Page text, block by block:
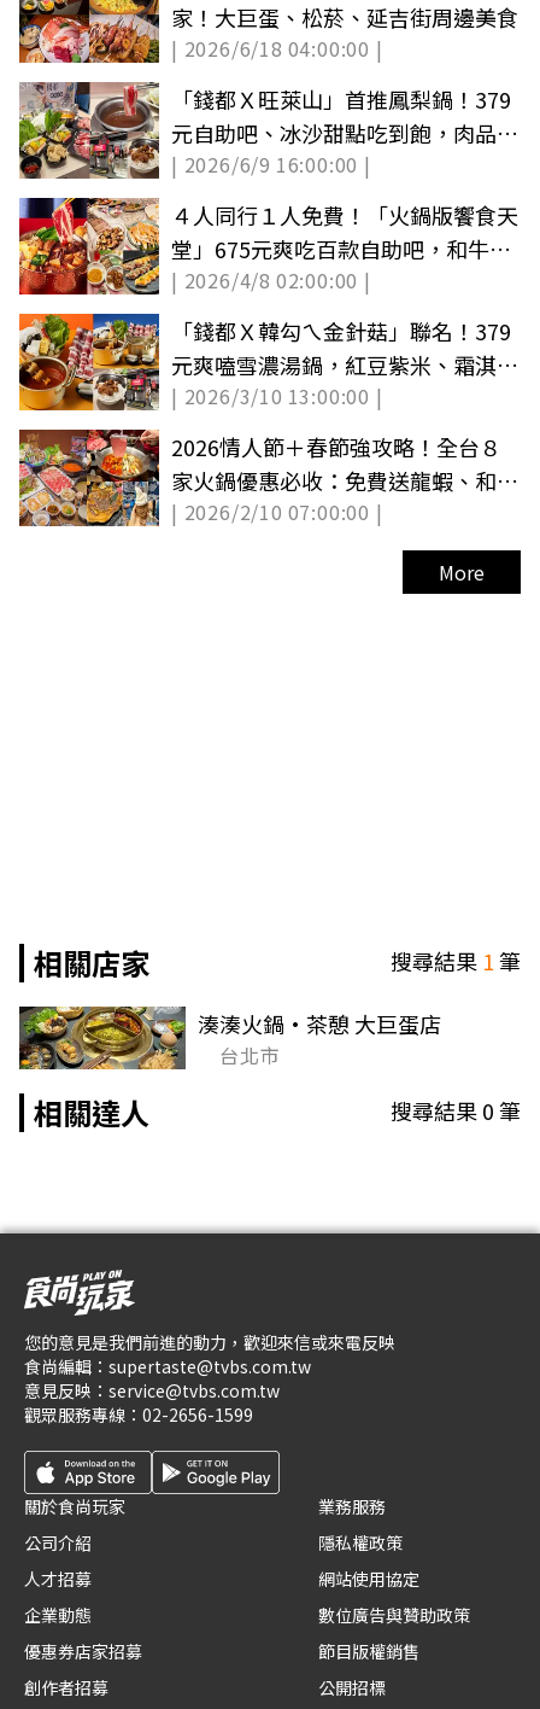
家！大巨蛋、松菸、延吉街周邊美食
| 2026/6/18 04:00:00 |
「錢都Ｘ旺萊山」首推鳳梨鍋！379
元自助吧、冰沙甜點吃到飽，肉品買
一送一
| 2026/6/9 16:00:00 |
４人同行１人免費！「火鍋版饗食天
堂」675元爽吃百款自助吧，和牛、
海鮮任夾
| 2026/4/8 02:00:00 |
「錢都Ｘ韓勾ㄟ金針菇」聯名！379
元爽嗑雪濃湯鍋，紅豆紫米、霜淇淋
吃到飽
| 2026/3/10 13:00:00 |
2026情人節＋春節強攻略！全台８
家火鍋優惠必收：免費送龍蝦、和牛
吃到飽
| 2026/2/10 07:00:00 |
More
相關店家 搜尋結果 1筆
湊湊火鍋•茶憩 大巨蛋店
台北市
相關達人 搜尋結果0筆
您的意見是我們前進的動力，歡迎來信或來電反映
食尚編輯： supertaste@tvbs.com.tw
意見反映： service@tvbs.com.tw
觀眾服務專線： 02-2656-1599
關於食尚玩家
公司介紹
人才招募
企業動態
優惠券店家招募
創作者招募
業務服務
隱私權政策
網站使用協定
數位廣告與贊助政策
節目版權銷售
公開招標